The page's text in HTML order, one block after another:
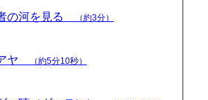
の河を見る （約3分）
ヤ （約5分10秒）